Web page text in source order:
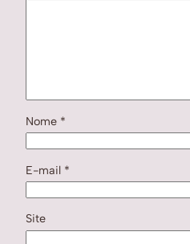
Nome *
E-mail *
Site